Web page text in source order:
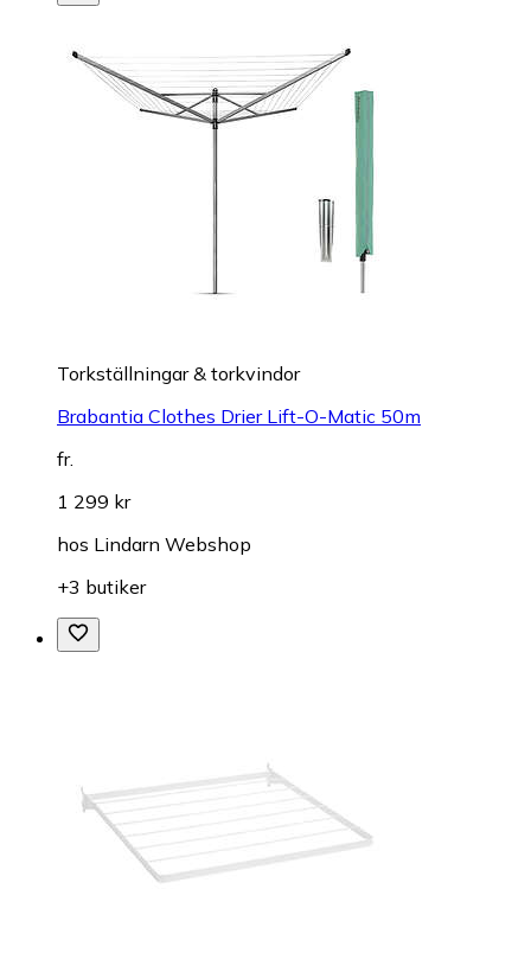
Torkställningar & torkvindor
Brabantia Clothes Drier Lift-O-Matic 50m
fr.
1 299 kr
hos Lindarn Webshop
+3 butiker